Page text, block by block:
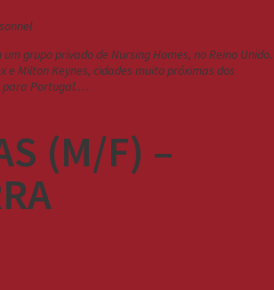
grupo privado de Nursing Homes, no Reino Unido.
e Milton Keynes, cidades muito próximas dos
para Portugal.…
(M/F) –